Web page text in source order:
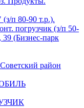
п 80-90 т.р.).
погрузчик (з/п 50-
(Бизнес-парк
район